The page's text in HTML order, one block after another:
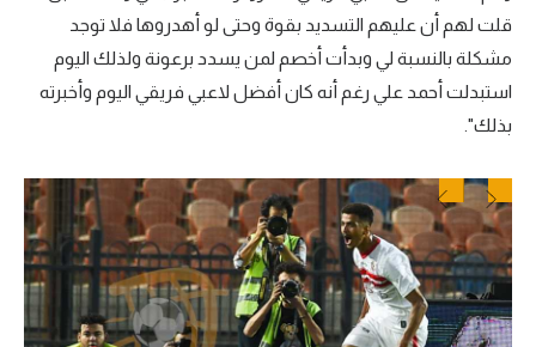
قلت لهم أن عليهم التسديد بقوة وحتى لو أهدروها فلا توجد
مشكلة بالنسبة لي وبدأت أخصم لمن يسدد برعونة ولذلك اليوم
استبدلت أحمد علي رغم أنه كان أفضل لاعبي فريقي اليوم وأخبرته
بذلك".